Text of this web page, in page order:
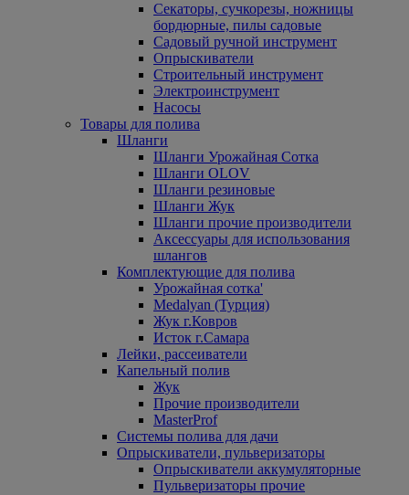
Секаторы, сучкорезы, ножницы
бордюрные, пилы садовые
Садовый ручной инструмент
Опрыскиватели
Строительный инструмент
Электроинструмент
Насосы
Товары для полива
Шланги
Шланги Урожайная Сотка
Шланги OLOV
Шланги резиновые
Шланги Жук
Шланги прочие производители
Аксессуары для использования
шлангов
Комплектующие для полива
Урожайная сотка'
Medalyan (Турция)
Жук г.Ковров
Исток г.Самара
Лейки, рассеиватели
Капельный полив
Жук
Прочие производители
MasterProf
Системы полива для дачи
Опрыскиватели, пульверизаторы
Опрыскиватели аккумуляторные
Пульверизаторы прочие